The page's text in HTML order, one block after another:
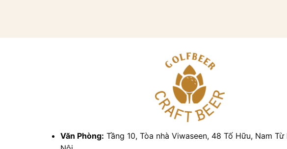
Văn Phòng: Tầng 10, Tòa nhà Viwaseen, 48 Tố Hữu, Nam Từ